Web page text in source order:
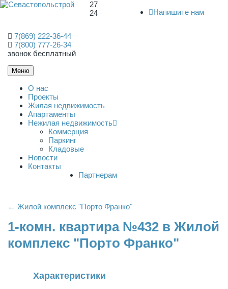
27
24
Напишите нам
7(869) 222-36-44
7(800) 777-26-34
звонок бесплатный
Меню
О нас
Проекты
Жилая недвижимость
Апартаменты
Нежилая недвижимость
Коммерция
Паркинг
Кладовые
Новости
Контакты
Партнерам
← Жилой комплекс "Порто Франко"
1-комн. квартира №432 в Жилой
комплекс "Порто Франко"
Характеристики